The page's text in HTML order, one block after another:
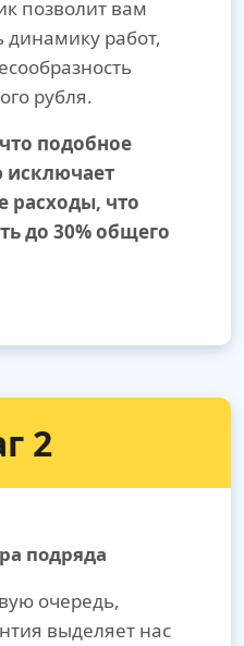
позволит вам
динамику работ,
рубля.
подобное
исключает
расходы, что
до 30% общего
2
подряда
очередь,
выделяет нас